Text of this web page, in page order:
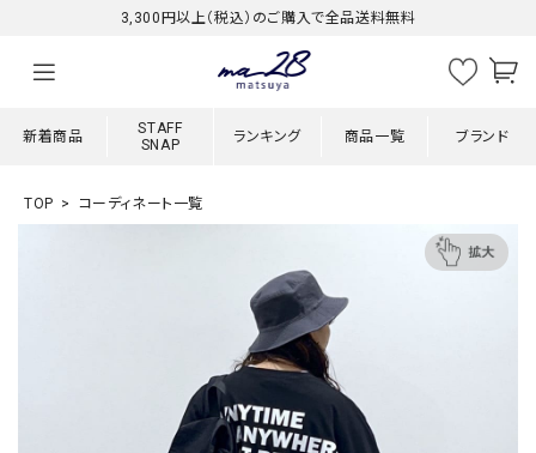
3,300円以上（税込）のご購入で全品送料無料
新着商品
STAFF
SNAP
ランキング 商品一覧 ブランド
TOP コーディネート一覧